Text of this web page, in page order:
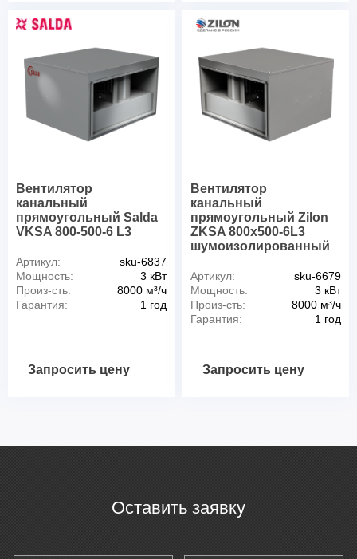
Вентилятор
канальный
прямоугольный Salda
VKSA 800-500-6 L3
Артикул:
sku-6837
Мощность:
3 кВт
Произ-сть:
8000 м³/ч
Гарантия:
1 год
Запросить цену
Вентилятор
канальный
прямоугольный Zilon
ZKSA 800х500-6L3
шумоизолированный
Артикул:
sku-6679
Мощность:
3 кВт
Произ-сть:
8000 м³/ч
Гарантия:
1 год
Запросить цену
Оставить заявку